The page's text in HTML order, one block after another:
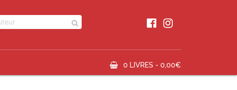
0 LIVRES - 0,00€